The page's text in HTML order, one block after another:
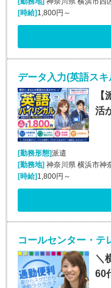
[時給]1,800円～
活
[勤務形態]派遣
[勤務地]神奈川県 横浜市神
[時給]1,800円～
＼
60